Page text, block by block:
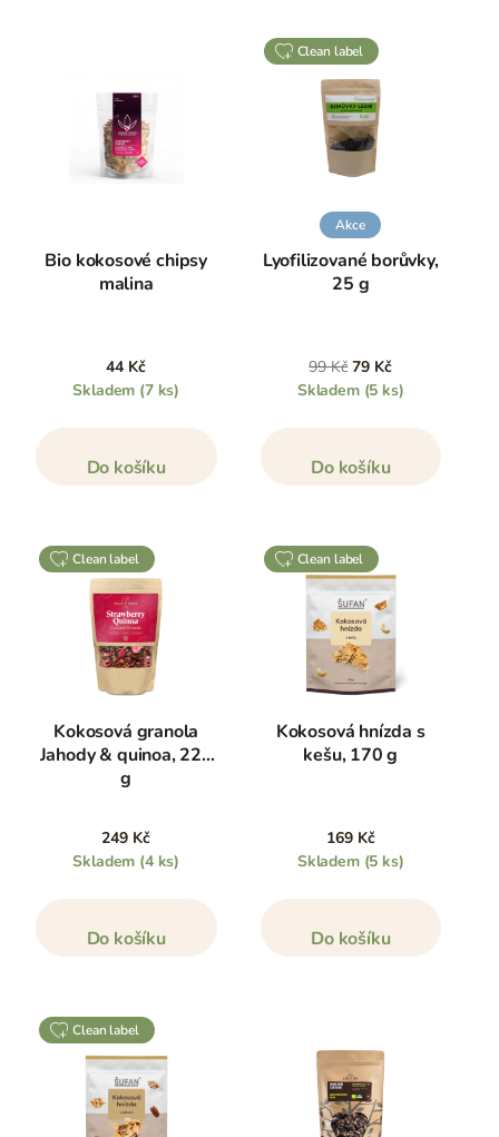
Bio kokosové chipsy
malina
44 Kč
Skladem (7 ks)
Do košíku
clean label
Akce
Lyofilizované borůvky,
25 g
99 Kč 79 Kč
Skladem (5 ks)
Do košíku
clean label
Kokosová granola
Jahody & quinoa, 220
g
249 Kč
Skladem (4 ks)
Do košíku
clean label
Kokosová hnízda s
kešu, 170 g
169 Kč
Skladem (5 ks)
Do košíku
clean label